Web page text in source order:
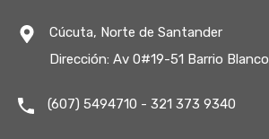
Cúcuta, Norte de Santander
Dirección: Av 0#19-51 Barrio Blanco
(607) 5494710 - 321 373 9340